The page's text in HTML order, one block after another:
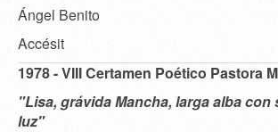
Ángel Benito
Accésit
1978 - VIII Certamen Poético Pastora
"Lisa, grávida Mancha, larga alba con
luz"